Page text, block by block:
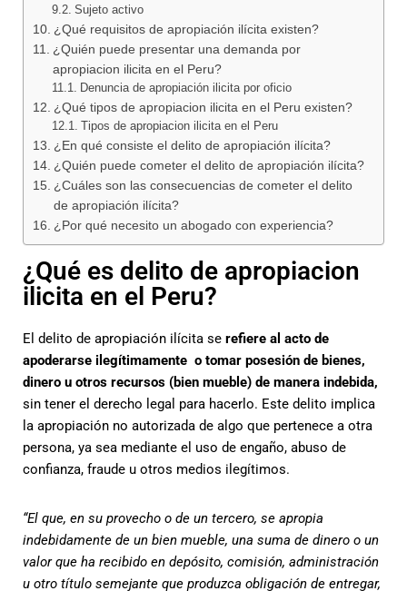
Sujeto activo
¿Qué requisitos de apropiación ilícita existen?
¿Quién puede presentar una demanda por
apropiacion ilicita en el Peru?
Denuncia de apropiación ilicita por oficio
¿Qué tipos de apropiacion ilicita en el Peru existen?
Tipos de apropiacion ilicita en el Peru
¿En qué consiste el delito de apropiación ilícita?
¿Quién puede cometer el delito de apropiación ilícita?
¿Cuáles son las consecuencias de cometer el delito
de apropiación ilícita?
¿Por qué necesito un abogado con experiencia?
¿Qué es delito de apropiacion
ilicita en el Peru?
El delito de apropiación ilícita se refiere al acto de
apoderarse ilegítimamente o tomar posesión de bienes,
dinero u otros recursos (bien mueble) de manera indebida,
sin tener el derecho legal para hacerlo. Este delito implica
la apropiación no autorizada de algo que pertenece a otra
persona, ya sea mediante el uso de engaño, abuso de
confianza, fraude u otros medios ilegítimos.
“El que, en su provecho o de un tercero, se apropia
indebidamente de un bien mueble, una suma de dinero o un
valor que ha recibido en depósito, comisión, administración
u otro título semejante que produzca obligación de entregar,